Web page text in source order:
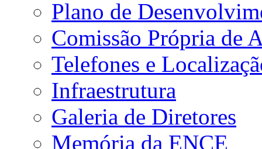
Plano de
Comissão Própria de
Telefones e
Infraestrutura
Galeria de Diretores
Memória da ENCE